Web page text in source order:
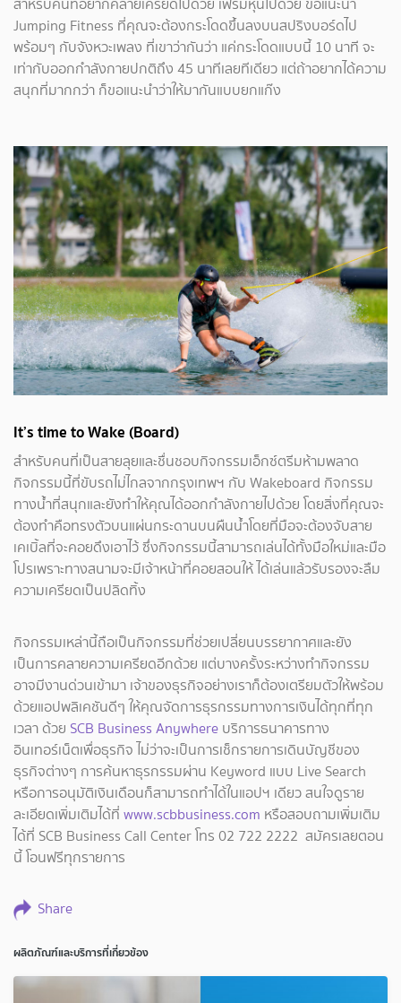
Jumping Fitness ที่คุณจะต้องกระโดดขึ้นลงบนสปริงบอร์ดไป
พร้อมๆ กับจังหวะเพลง ที่เขาว่ากันว่า แค่กระโดดแบบนี้ 10 นาที จะ
เท่ากับออกกำลังกายปกติถึง 45 นาทีเลยทีเดียว แต่ถ้าอยากได้ความ
สนุกที่มากกว่า ก็ขอแนะนำว่าให้มากันแบบยกแก๊ง
It’s time to Wake (Board)
สำหรับคนที่เป็นสายลุยและชื่นชอบกิจกรรมเอ็กซ์ตรีมห้ามพลาด
กิจกรรมนี้ที่ขับรถไม่ไกลจากกรุงเทพฯ กับ Wakeboard กิจกรรม
ทางน้ำที่สนุกและยังทำให้คุณได้ออกกำลังกายไปด้วย โดยสิ่งที่คุณจะ
ต้องทำคือทรงตัวบนแผ่นกระดานบนผืนน้ำโดยที่มือจะต้องจับสาย
เคเบิ้ลที่จะคอยดึงเอาไว้ ซึ่งกิจกรรมนี้สามารถเล่นได้ทั้งมือใหม่และมือ
โปรเพราะทางสนามจะมีเจ้าหน้าที่คอยสอนให้ ได้เล่นแล้วรับรองจะลืม
ความเครียดเป็นปลิดทิ้ง
กิจกรรมเหล่านี้ถือเป็นกิจกรรมที่ช่วยเปลี่ยนบรรยากาศและยัง
เป็นการคลายความเครียดอีกด้วย แต่บางครั้งระหว่างทำกิจกรรม
อาจมีงานด่วนเข้ามา เจ้าของธุรกิจอย่างเราก็ต้องเตรียมตัวให้พร้อม
ด้วยแอปพลิเคชันดีๆ ให้คุณจัดการธุรกรรมทางการเงินได้ทุกที่ทุก
เวลา ด้วย SCB Business Anywhere บริการธนาคารทาง
อินเทอร์เน็ตเพื่อธุรกิจ ไม่ว่าจะเป็นการเช็กรายการเดินบัญชีของ
ธุรกิจต่างๆ การค้นหาธุรกรรมผ่าน Keyword แบบ Live Search
หรือการอนุมัติเงินเดือนก็สามารถทำได้ในแอปฯ เดียวสนใจดูราย
ละเอียดเพิ่มเติมได้ที่ www.scbbusiness.com หรือสอบถามเพิ่มเติม
ได้ที่ SCB Business Call Center โทร 02 722 2222 สมัครเลยตอน
นี้ โอนฟรีทุกรายการ
Share
ผลิตภัณฑ์และบริการที่เกี่ยวข้อง